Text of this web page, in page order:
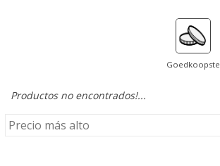
Goedkoopste
Productos no encontrados!...